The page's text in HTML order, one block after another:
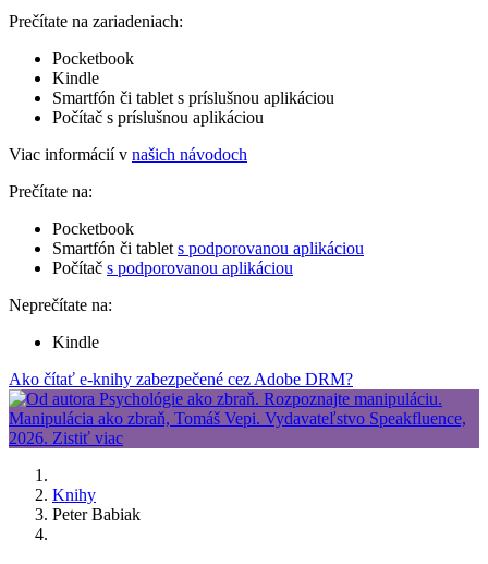
Prečítate na zariadeniach:
Pocketbook
Kindle
Smartfón či tablet s príslušnou aplikáciou
Počítač s príslušnou aplikáciou
Viac informácií v našich návodoch
Prečítate na:
Pocketbook
Smartfón či tablet s podporovanou aplikáciou
Počítač s podporovanou aplikáciou
Neprečítate na:
Kindle
Ako čítať e-knihy zabezpečené cez Adobe DRM?
Knihy
Peter Babiak